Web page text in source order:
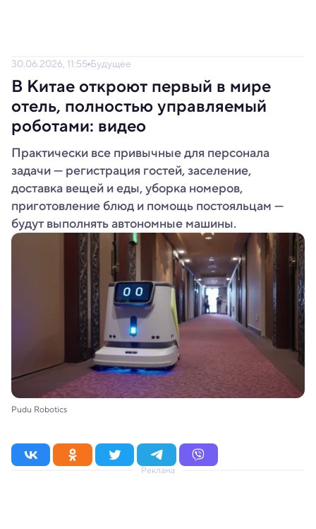
30.06.2026, 11:55 Будущее
В Китае откроют первый в мире
отель, полностью управляемый
роботами: видео
Практически все привычные для персонала
задачи — регистрация гостей, заселение,
доставка вещей и еды, уборка номеров,
приготовление блюд и помощь постояльцам —
будут выполнять автономные машины.
Pudu Robotics
Реклама